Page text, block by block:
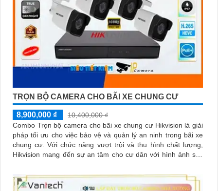
TRỌN BỘ CAMERA CHO BÃI XE CHUNG CƯ
8,900,000 ₫
10,400,000 ₫
Combo Trọn bộ camera cho bãi xe chung cư Hikvision là giải
pháp tối ưu cho việc bảo vệ và quản lý an ninh trong bãi xe
chung cư. Với chức năng vượt trội và thu hình chất lượng,
Hikvision mang đến sự an tâm cho cư dân với hình ảnh sắc